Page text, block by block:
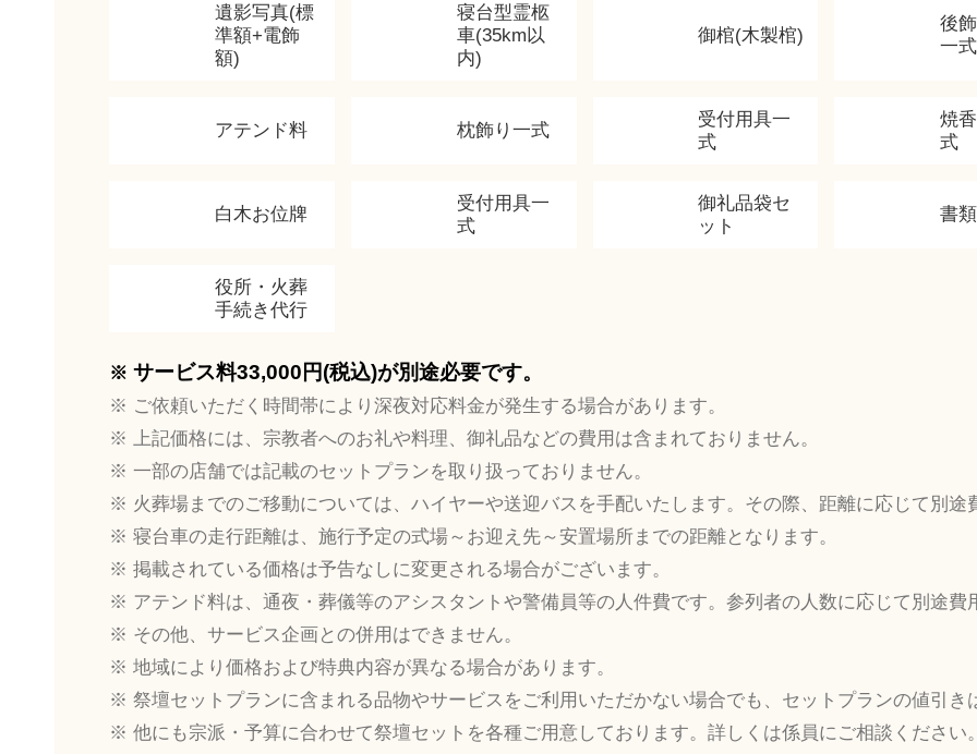
遺影写真(標
準額+電飾
額)
寝台型霊柩
車(35km以
内)
御棺(木製棺)
後
一
アテンド料 枕飾り一式
受付用具一
式
焼
式
白木お位牌
受付用具一
式
御礼品袋セ
ット
書
役所・火葬
手続き代行
サービス料33,000円(税込)が別途必要です。
ご依頼いただく時間帯により深夜対応料金が発生する場合があります。
上記価格には、宗教者へのお礼や料理、御礼品などの費用は含まれておりません。
一部の店舗では記載のセットプランを取り扱っておりません。
火葬場までのご移動については、ハイヤーや送迎バスを手配いたします。その際、距離に応じて別途
寝台車の走行距離は、施行予定の式場～お迎え先～安置場所までの距離となります。
掲載されている価格は予告なしに変更される場合がございます。
アテンド料は、通夜・葬儀等のアシスタントや警備員等の人件費です。参列者の人数に応じて別途
その他、サービス企画との併用はできません。
地域により価格および特典内容が異なる場合があります。
祭壇セットプランに含まれる品物やサービスをご利用いただかない場合でも、セットプランの値引き
他にも宗派・予算に合わせて祭壇セットを各種ご用意しております。詳しくは係員にご相談ください